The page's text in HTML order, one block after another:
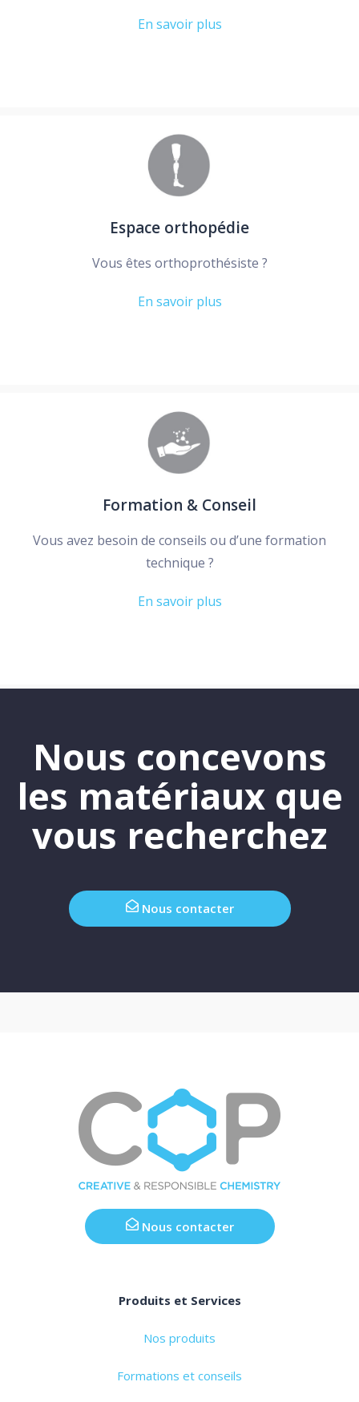
En savoir plus
Espace orthopédie
Vous êtes orthoprothésiste ?
En savoir plus
Formation & Conseil
Vous avez besoin de conseils ou d’une formation
technique ?
En savoir plus
Nous concevons
les matériaux que
vous recherchez
Nous contacter
Nous contacter
Produits et Services
Nos produits
Formations et conseils